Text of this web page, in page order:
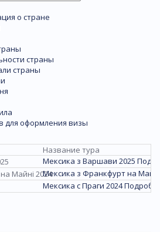
о стране
страны
страны
для оформления визы
Название тура
Мексика з Варшави 2025
Мексика з Франкфурт на
Мексика с Праги 2024